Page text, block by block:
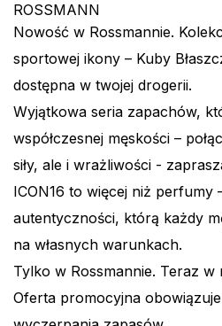
ROSSMANN
Nowość w Rossmannie.
sportowej ikony – Kuby
dostępna w twojej drogerii.
Wyjątkowa seria zapachów,
współczesnej męskości –
siły, ale i wrażliwości -
ICON16 to więcej niż perfumy
autentyczności, którą każdy
na własnych warunkach.
Tylko w Rossmannie. Teraz w
Oferta promocyjna